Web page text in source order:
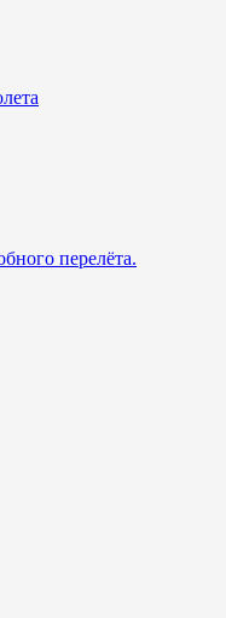
перелёта.